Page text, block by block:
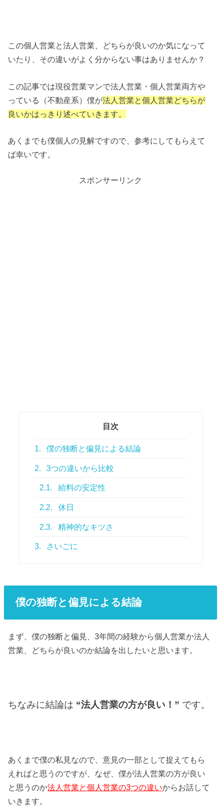
この個人営業と法人営業、どちらが良いのか気になって
いたり、その違いがよく分からない事はありませんか？
この記事では現役営業マンで法人営業・個人営業両方や
っている（不動産系）僕が法人営業と個人営業どちらが
良いかはっきり述べていきます。
あくまでも僕個人の見解ですので、参考にしてもらえて
ば幸いです。
スポンサーリンク
目次
1. 僕の独断と偏見による結論
2. 3つの違いから比較
2.1. 給料の安定性
2.2. 休日
2.3. 精神的なキツさ
3. さいごに
僕の独断と偏見による結論
まず、僕の独断と偏見、3年間の経験から個人営業か法人
営業、どちらが良いのか結論を出したいと思います。
ちなみに結論は “法人営業の方が良い！” です。
あくまで僕の私見なので、意見の一部として捉えてもら
えればと思うのですが、なぜ、僕が法人営業の方が良い
と思うのか法人営業と個人営業の3つの違いからお話して
いきます。